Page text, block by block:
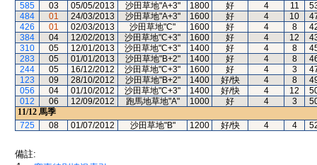
585 03 05/05/2013 沙田草地"A+3" 1800 好 4 11
484
01 24/03/2013 沙田草地"A+3" 1600 好 4 10
426
01 02/03/2013 沙田草地"C" 1600 好 4 8
384
04 12/02/2013 沙田草地"C+3" 1600 好 4 12
310
05 12/01/2013 沙田草地"C+3" 1400 好 4 8
283
05 01/01/2013 沙田草地"B+2" 1400 好 4 8
244
05 16/12/2012 沙田草地"C+3" 1600 好 4 3
123
09 28/10/2012 沙田草地"B+2" 1400 好/快 4 8
056
04 01/10/2012 沙田草地"C+3" 1400 好/快 4 12
012
06 12/09/2012 跑馬地草地"A" 1000 好 4 3
11/12 馬季
725
08 01/07/2012 沙田草地"B" 1200 好/快 4 4
備註: